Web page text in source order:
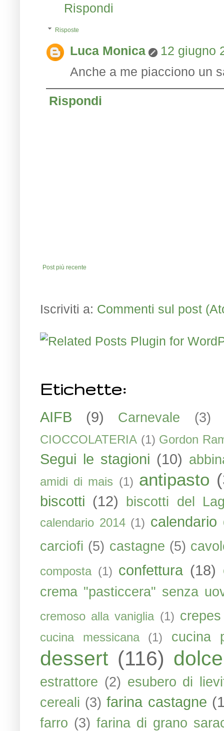
Rispondi
Risposte
Luca Monica
12 giugno
Anche a me piacciono un
Rispondi
Post più recente
Iscriviti a: Commenti sul post
Etichette:
AIFB (9) Carnevale (3)
CIOCCOLATERIA (1) Gordon
Segui le stagioni (10)
amidi di mais (1) antipasto
biscotti (12) biscotti del
calendario 2014 (1) calendario
carciofi (5) castagne (5)
composta (1) confettura (18)
crema "pasticcera" senza
cremoso alla vaniglia (1) crepes
cucina messicana (1) cucina
dessert (116) dolce
estrattore (2) esubero di
cereali (3) farina castagne
farro (3) farina di grano